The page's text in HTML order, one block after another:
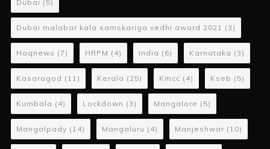
Dubai (5)
Dubai malabar kala samskariga vedhi award 2021 (3)
Haqnews (7) HRPM (4) India (6) Karnataka (3)
Kasaragod (11) Kerala (25) Kmcc (4) Kseb (5)
Kumbala (4) Lockdown (3) Mangalore (5)
Mangalpady (14) Mangaluru (4) Manjeshwar (10)